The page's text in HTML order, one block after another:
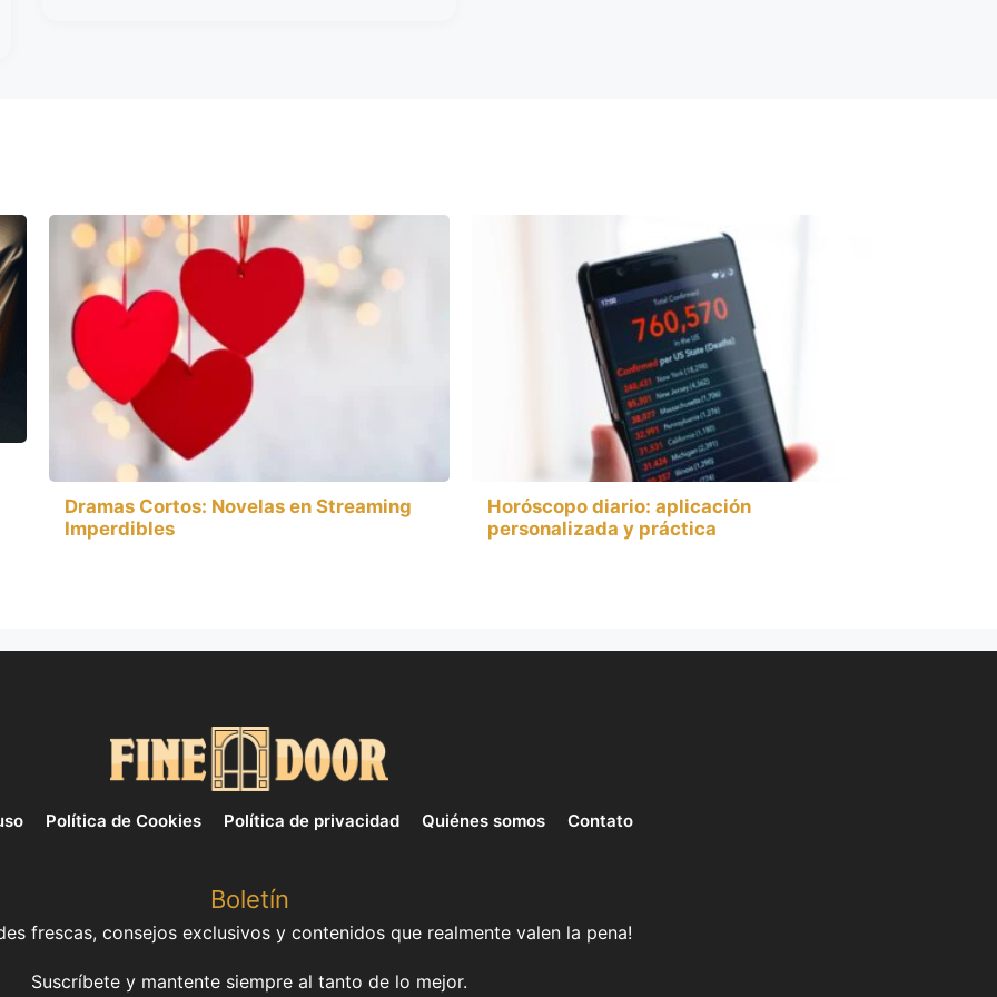
Dramas Cortos: Novelas en Streaming
Imperdibles
Horóscopo diario: aplicación
personalizada y práctica
Política de Cookies Política de privacidad Quiénes somos Contato
Boletín
frescas, consejos exclusivos y contenidos que realmente valen la pena!
Suscríbete y mantente siempre al tanto de lo mejor.